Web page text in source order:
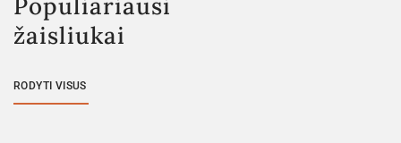
žaisliukai
RODYTI VISUS